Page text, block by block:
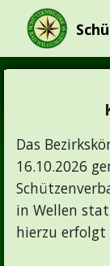
Zum
Hauptinhalt
springen
Das
16.10.2026
in Wellen
hierzu erfolgt